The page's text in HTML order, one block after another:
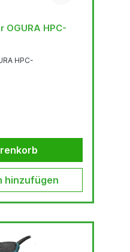
OGURA HPC-
HPC-
hinzufügen